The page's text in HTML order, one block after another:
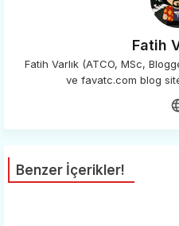
Fatih
Fatih Varlık (ATCO, MSc,
ve favatc.com blog
Benzer İçerikler!